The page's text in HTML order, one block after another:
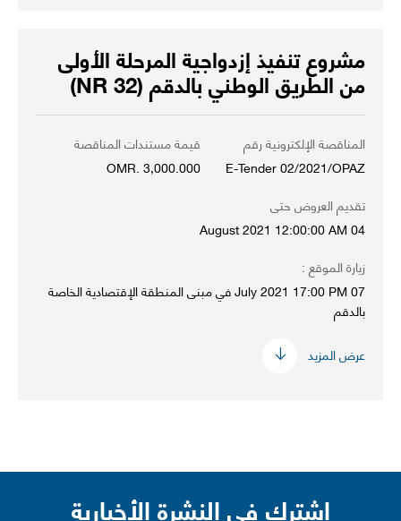
مشروع تنفيذ إزدواجية المرحلة الأولى
من الطريق الوطني بالدقم (NR 32)
المناقصة الإلكترونية رقم
E-Tender 02/2021/OPAZ
قيمة مستندات المناقصة
OMR. 3,000.000
تقديم العروض حتى
04 August 2021 12:00:00 AM
زيارة الموقع :
07 July 2021 17:00 PM في مبنى المنطقة الإقتصادية الخاصة
بالدقم
عرض المزيد
اشترك في النشرة الأخبارية